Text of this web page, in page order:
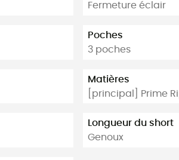
Fermeture éclair
Poches
3 poches
Matières
[principal] Prime
Longueur du short
Genoux